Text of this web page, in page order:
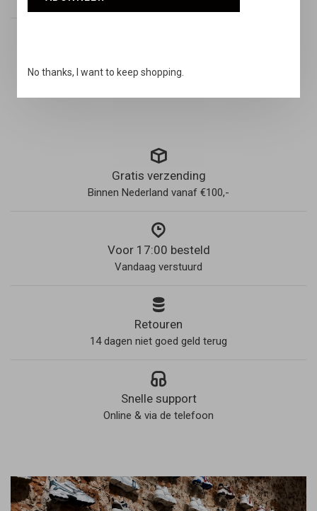
Gratis verzending
Binnen Nederland vanaf €100,-
Voor 17:00 besteld
Vandaag verstuurd
Retouren
14 dagen niet goed geld terug
Snelle support
Online & via de telefoon
No thanks, I want to keep shopping.